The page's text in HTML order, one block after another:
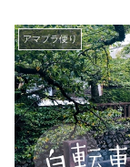
アマプラ便り